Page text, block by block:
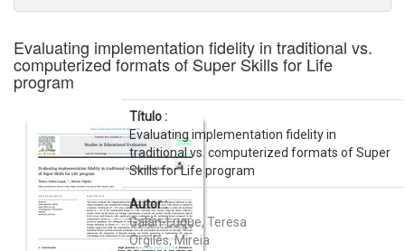
Evaluating implementation fidelity in traditional vs.
computerized formats of Super Skills for Life
program
Título :
Evaluating implementation fidelity in
traditional vs. computerized formats of Super
Skills for Life program
Autor :
Galán-Luque, Teresa
Orgilés, Mireia